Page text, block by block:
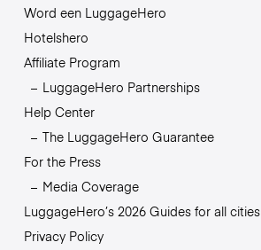
Word een LuggageHero
Hotelshero
Affiliate Program
LuggageHero Partnerships
Help Center
The LuggageHero Guarantee
For the Press
Media Coverage
LuggageHero’s 2026 Guides for all cities
Privacy Policy